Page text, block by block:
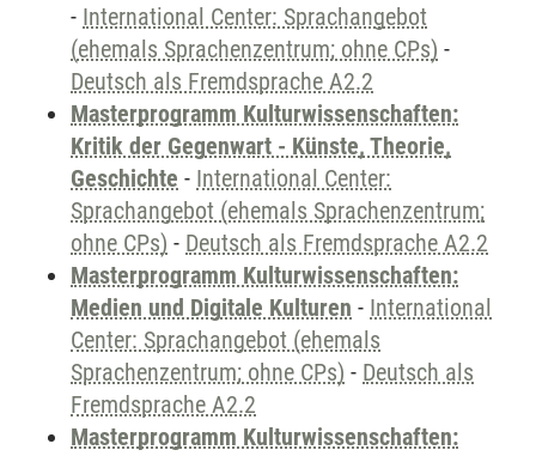
- International Center: Sprachangebot
(ehemals Sprachenzentrum; ohne CPs) -
Deutsch als Fremdsprache A2.2
Masterprogramm Kulturwissenschaften:
Kritik der Gegenwart - Künste, Theorie,
Geschichte - International Center:
Sprachangebot (ehemals Sprachenzentrum;
ohne CPs) - Deutsch als Fremdsprache A2.2
Masterprogramm Kulturwissenschaften:
Medien und Digitale Kulturen - International
Center: Sprachangebot (ehemals
Sprachenzentrum; ohne CPs) - Deutsch als
Fremdsprache A2.2
Masterprogramm Kulturwissenschaften: